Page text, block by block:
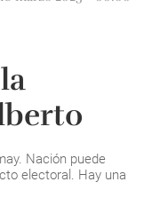
Nación puede
electoral. Hay una